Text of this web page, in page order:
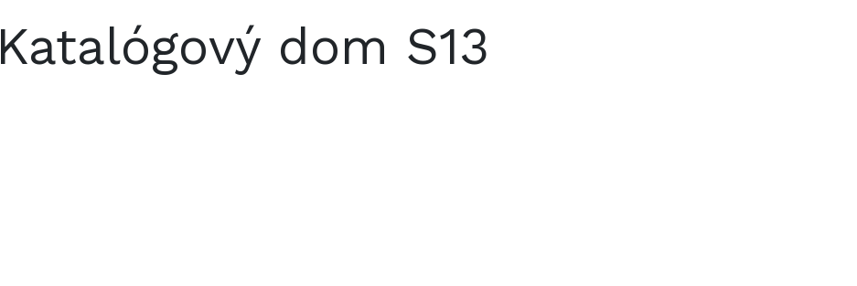
Katalógový dom S13